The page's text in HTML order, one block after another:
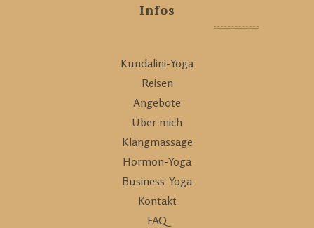
Infos
Kundalini-Yoga
Reisen
Angebote
Über mich
Klangmassage
Hormon-Yoga
Business-Yoga
Kontakt
FAQ